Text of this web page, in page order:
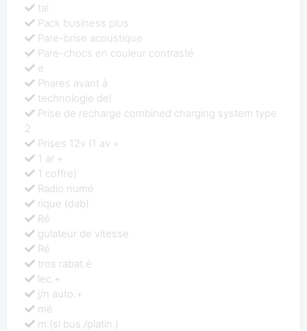
tal
Pack business plus
Pare-brise acoustique
Pare-chocs en couleur contrasté
e
Phares avant à
technologie del
Prise de recharge combined charging system type
2
Prises 12v (1 av +
1 ar +
1 coffre)
Radio numé
rique (dab)
Ré
gulateur de vitesse
Ré
tros rabat.é
lec.+
j/n auto.+
mé
m.(si bus./platin.)